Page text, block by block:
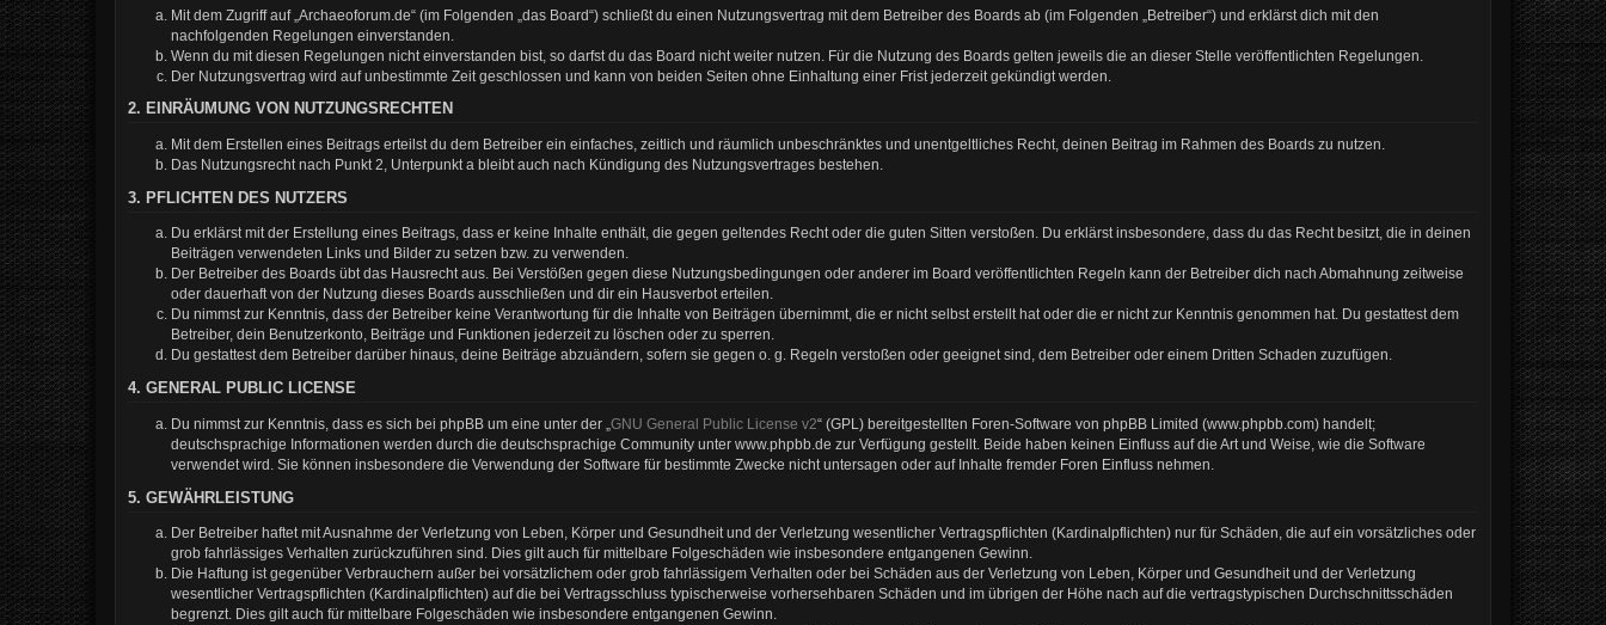
Mit dem Zugriff auf „Archaeoforum.de“ (im Folgenden „das Board“) schließt du einen Nutzungsvertrag mit dem Betreiber des Boards ab (im Folgenden „Betreiber“) und erklärst dich mit den
nachfolgenden Regelungen einverstanden.
Wenn du mit diesen Regelungen nicht einverstanden bist, so darfst du das Board nicht weiter nutzen. Für die Nutzung des Boards gelten jeweils die an dieser Stelle veröffentlichten Regelungen.
Der Nutzungsvertrag wird auf unbestimmte Zeit geschlossen und kann von beiden Seiten ohne Einhaltung einer Frist jederzeit gekündigt werden.
2. EINRÄUMUNG VON NUTZUNGSRECHTEN
Mit dem Erstellen eines Beitrags erteilst du dem Betreiber ein einfaches, zeitlich und räumlich unbeschränktes und unentgeltliches Recht, deinen Beitrag im Rahmen des Boards zu nutzen.
Das Nutzungsrecht nach Punkt 2, Unterpunkt a bleibt auch nach Kündigung des Nutzungsvertrages bestehen.
3. PFLICHTEN DES NUTZERS
Du erklärst mit der Erstellung eines Beitrags, dass er keine Inhalte enthält, die gegen geltendes Recht oder die guten Sitten verstoßen. Du erklärst insbesondere, dass du das Recht besitzt, die in deinen
Beiträgen verwendeten Links und Bilder zu setzen bzw. zu verwenden.
Der Betreiber des Boards übt das Hausrecht aus. Bei Verstößen gegen diese Nutzungsbedingungen oder anderer im Board veröffentlichten Regeln kann der Betreiber dich nach Abmahnung zeitweise
oder dauerhaft von der Nutzung dieses Boards ausschließen und dir ein Hausverbot erteilen.
Du nimmst zur Kenntnis, dass der Betreiber keine Verantwortung für die Inhalte von Beiträgen übernimmt, die er nicht selbst erstellt hat oder die er nicht zur Kenntnis genommen hat. Du gestattest dem
Betreiber, dein Benutzerkonto, Beiträge und Funktionen jederzeit zu löschen oder zu sperren.
Du gestattest dem Betreiber darüber hinaus, deine Beiträge abzuändern, sofern sie gegen o. g. Regeln verstoßen oder geeignet sind, dem Betreiber oder einem Dritten Schaden zuzufügen.
4. GENERAL PUBLIC LICENSE
Du nimmst zur Kenntnis, dass es sich bei phpBB um eine unter der „ GNU General Public License v2“ (GPL) bereitgestellten Foren-Software von phpBB Limited (www.phpbb.com) handelt;
deutschsprachige Informationen werden durch die deutschsprachige Community unter www.phpbb.de zur Verfügung gestellt. Beide haben keinen Einfluss auf die Art und Weise, wie die Software
verwendet wird. Sie können insbesondere die Verwendung der Software für bestimmte Zwecke nicht untersagen oder auf Inhalte fremder Foren Einfluss nehmen.
5. GEWÄHRLEISTUNG
Der Betreiber haftet mit Ausnahme der Verletzung von Leben, Körper und Gesundheit und der Verletzung wesentlicher Vertragspflichten (Kardinalpflichten) nur für Schäden, die auf ein vorsätzliches oder
grob fahrlässiges Verhalten zurückzuführen sind. Dies gilt auch für mittelbare Folgeschäden wie insbesondere entgangenen Gewinn.
Die Haftung ist gegenüber Verbrauchern außer bei vorsätzlichem oder grob fahrlässigem Verhalten oder bei Schäden aus der Verletzung von Leben, Körper und Gesundheit und der Verletzung
wesentlicher Vertragspflichten (Kardinalpflichten) auf die bei Vertragsschluss typischerweise vorhersehbaren Schäden und im übrigen der Höhe nach auf die vertragstypischen Durchschnittsschäden
begrenzt. Dies gilt auch für mittelbare Folgeschäden wie insbesondere entgangenen Gewinn.